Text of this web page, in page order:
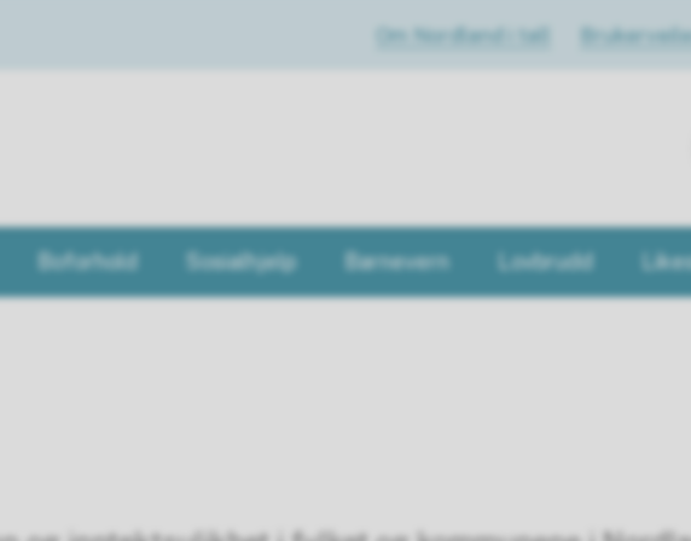
Om Nordland i tall
Boforhold Sosialhjelp Barnevern Lovbrudd